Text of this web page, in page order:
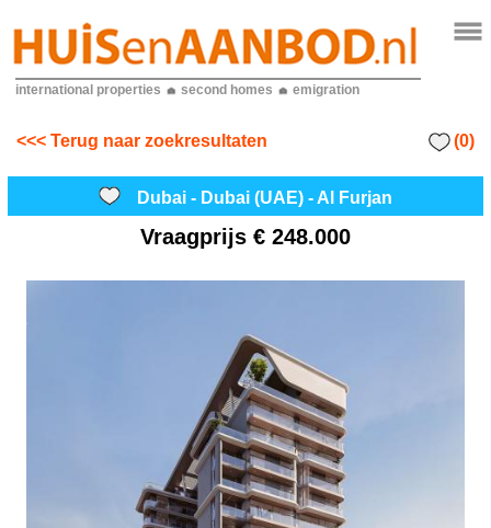
international properties second homes emigration
<<< Terug naar zoekresultaten (0)
Dubai - Dubai (UAE) - Al Furjan
Vraagprijs € 248.000